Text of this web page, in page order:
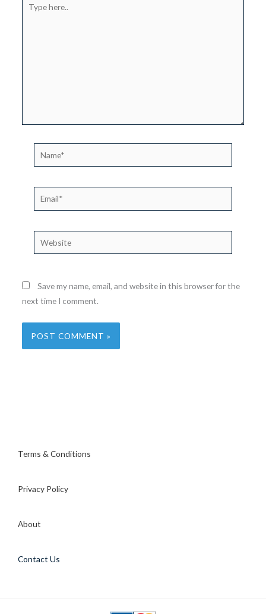
here..
Name*
Email*
Website
Save my name, email, and website in this browser for the
next time I comment.
Terms & Conditions
Privacy Policy
About
Contact Us